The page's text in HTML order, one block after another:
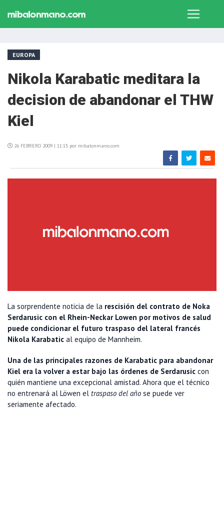
EUROPA
Nikola Karabatic meditara la
decision de abandonar el THW
Kiel
26 FEBRERO 2009 | 11:15 por mibalonmano.com
La sorprendente noticia de la rescisión del contrato de Noka
Serdarusic con el Rhein-Neckar Lowen por motivos de salud
puede condicionar el futuro traspaso del lateral francés
Nikola Karabatic al equipo de Mannheim.
Una de las principales razones de Karabatic para abandonar
Kiel era la volver a estar bajo las órdenes de Serdarusic con
quién mantiene una excepcional amistad. Ahora que el técnico
no entrenará al Löwen el traspaso del año se puede ver
seriamente afectado.